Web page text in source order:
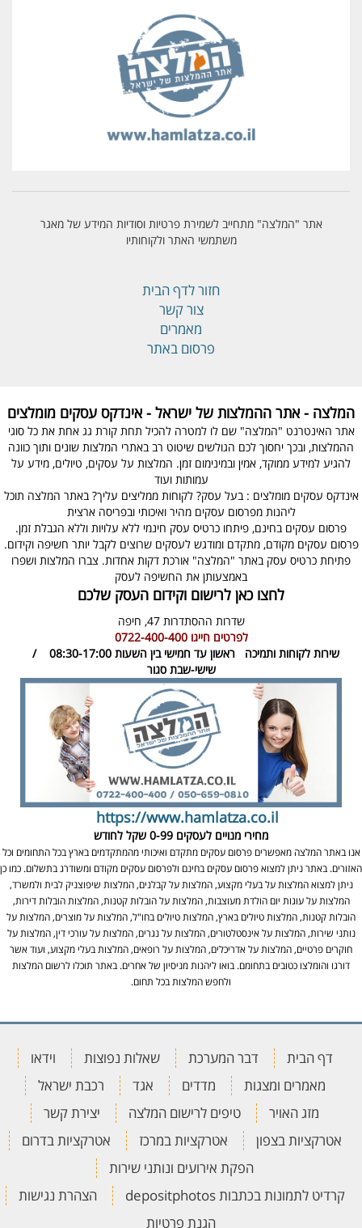
אתר "המלצה" מתחייב לשמירת פרטיות וסודיות המידע של מאגר
משתמשי האתר ולקוחותיו
חזור לדף הבית
צור קשר
מאמרים
פרסום באתר
המלצה - אתר ההמלצות של ישראל - אינדקס עסקים מומלצים
אתר האינטרנט "המלצה" שם לו למטרה להכיל תחת קורת גג אחת את כל סוגי
ההמלצות, ובכך יחסוך לכם הגולשים שיטוט רב באתרי המלצות שונים ותוך כוונה
להגיע למידע ממוקד, אמין ובמינימום זמן. המלצות על עסקים, טיולים, מידע על
עמותות ועוד
אינדקס עסקים מומלצים : בעל עסק? לקוחות ממליצים עליך? באתר המלצה תוכל
ליהנות מפרסום עסקים מהיר ואיכותי ובפריסה ארצית
פרסום עסקים בחינם, פיתחו כרטיס עסק חינמי ללא עלויות וללא הגבלת זמן.
פרסום עסקים מקודם, מתקדם ומודגש לעסקים שרוצים לקבל יותר חשיפה וקידום.
פתיחת כרטיס עסק באתר "המלצה" אורכת דקות אחדות. צברו המלצות ושפרו
באמצעותן את החשיפה לעסק
לחצו כאן לרישום וקידום העסק שלכם
שדרות ההסתדרות 47,
חיפה
לפרטים חייגו0722-400-400
שירות לקוחות ותמיכה
ראשון עד חמישי בין השעות 08:30-17:00 /
שישי-שבת סגור
https://www.hamlatza.co.il
מחירי מנויים לעסקים 0-99 שקל לחודש
אנו באתר המלצה מאפשרים פרסום עסקים מתקדם ואיכותי מהמתקדמים בארץ בכל התחומים וכל
האזורים. באתר ניתן למצוא פרסום עסקים בחינם ולפרסום עסקים מקודם ומשודרג בתשלום. כמו כן
ניתן למצוא המלצות על בעלי מקצוע, המלצות על קבלנים, המלצות שיפוצניק לבית ולמשרד,
המלצות על עוגות יום הולדת מעוצבות, המלצות על הובלות קטנות, המלצות הובלות דירות,
הובלות קטנות, המלצות טיולים בארץ, המלצות טיולים בחו"ל, המלצות על מוצרים, המלצות על
נותני שירות, המלצות על אינסטלטורים, המלצות על נגרים, המלצות על עורכי דין, המלצות על
חוקרים פרטיים, המלצות על אדריכלים, המלצות על רופאים, המלצות בעלי מקצוע, ועוד אשר
דורגו והומלצו כטובים בתחומם. בואו ליהנות מניסיון של אחרים. באתר תוכלו לרשום המלצות
ולחפש המלצות בכל תחום.
דף הבית דבר המערכת שאלות נפוצות
וידאו
מאמרים ומצגות
מדדים אגד
רכבת ישראל
מזג האויר
טיפים לרישום המלצה
יצירת קשר
אטרקציות בצפון
אטרקציות במרכז
אטרקציות בדרום
הפקת אירועים ונותני שירות
קרדיט לתמונות בכתבות depositphotos
הצהרת נגישות
הגנת פרטיות